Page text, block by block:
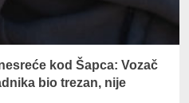
kod Šapca: Vozač
bio trezan, nije